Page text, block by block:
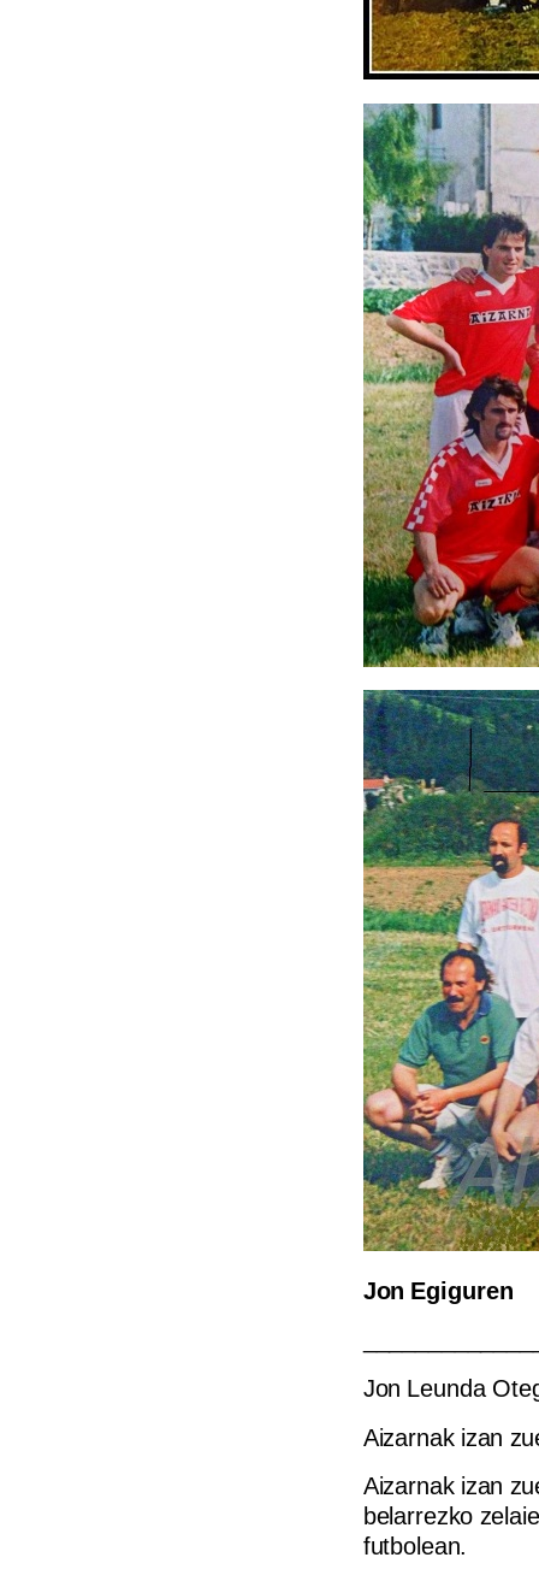
Jon Egiguren
Jon Leunda
Aizarnak izan
Aizarnak izan
belarrezko
futbolean.